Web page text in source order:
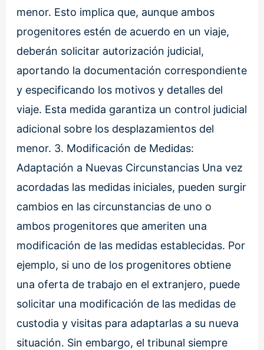
menor. Esto implica que, aunque ambos
progenitores estén de acuerdo en un viaje,
deberán solicitar autorización judicial,
aportando la documentación correspondiente
y especificando los motivos y detalles del
viaje. Esta medida garantiza un control judicial
adicional sobre los desplazamientos del
menor. 3. Modificación de Medidas:
Adaptación a Nuevas Circunstancias Una vez
acordadas las medidas iniciales, pueden surgir
cambios en las circunstancias de uno o
ambos progenitores que ameriten una
modificación de las medidas establecidas. Por
ejemplo, si uno de los progenitores obtiene
una oferta de trabajo en el extranjero, puede
solicitar una modificación de las medidas de
custodia y visitas para adaptarlas a su nueva
situación. Sin embargo, el tribunal siempre